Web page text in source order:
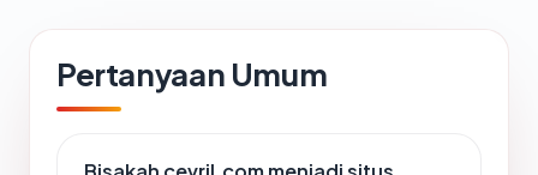
Pertanyaan Umum